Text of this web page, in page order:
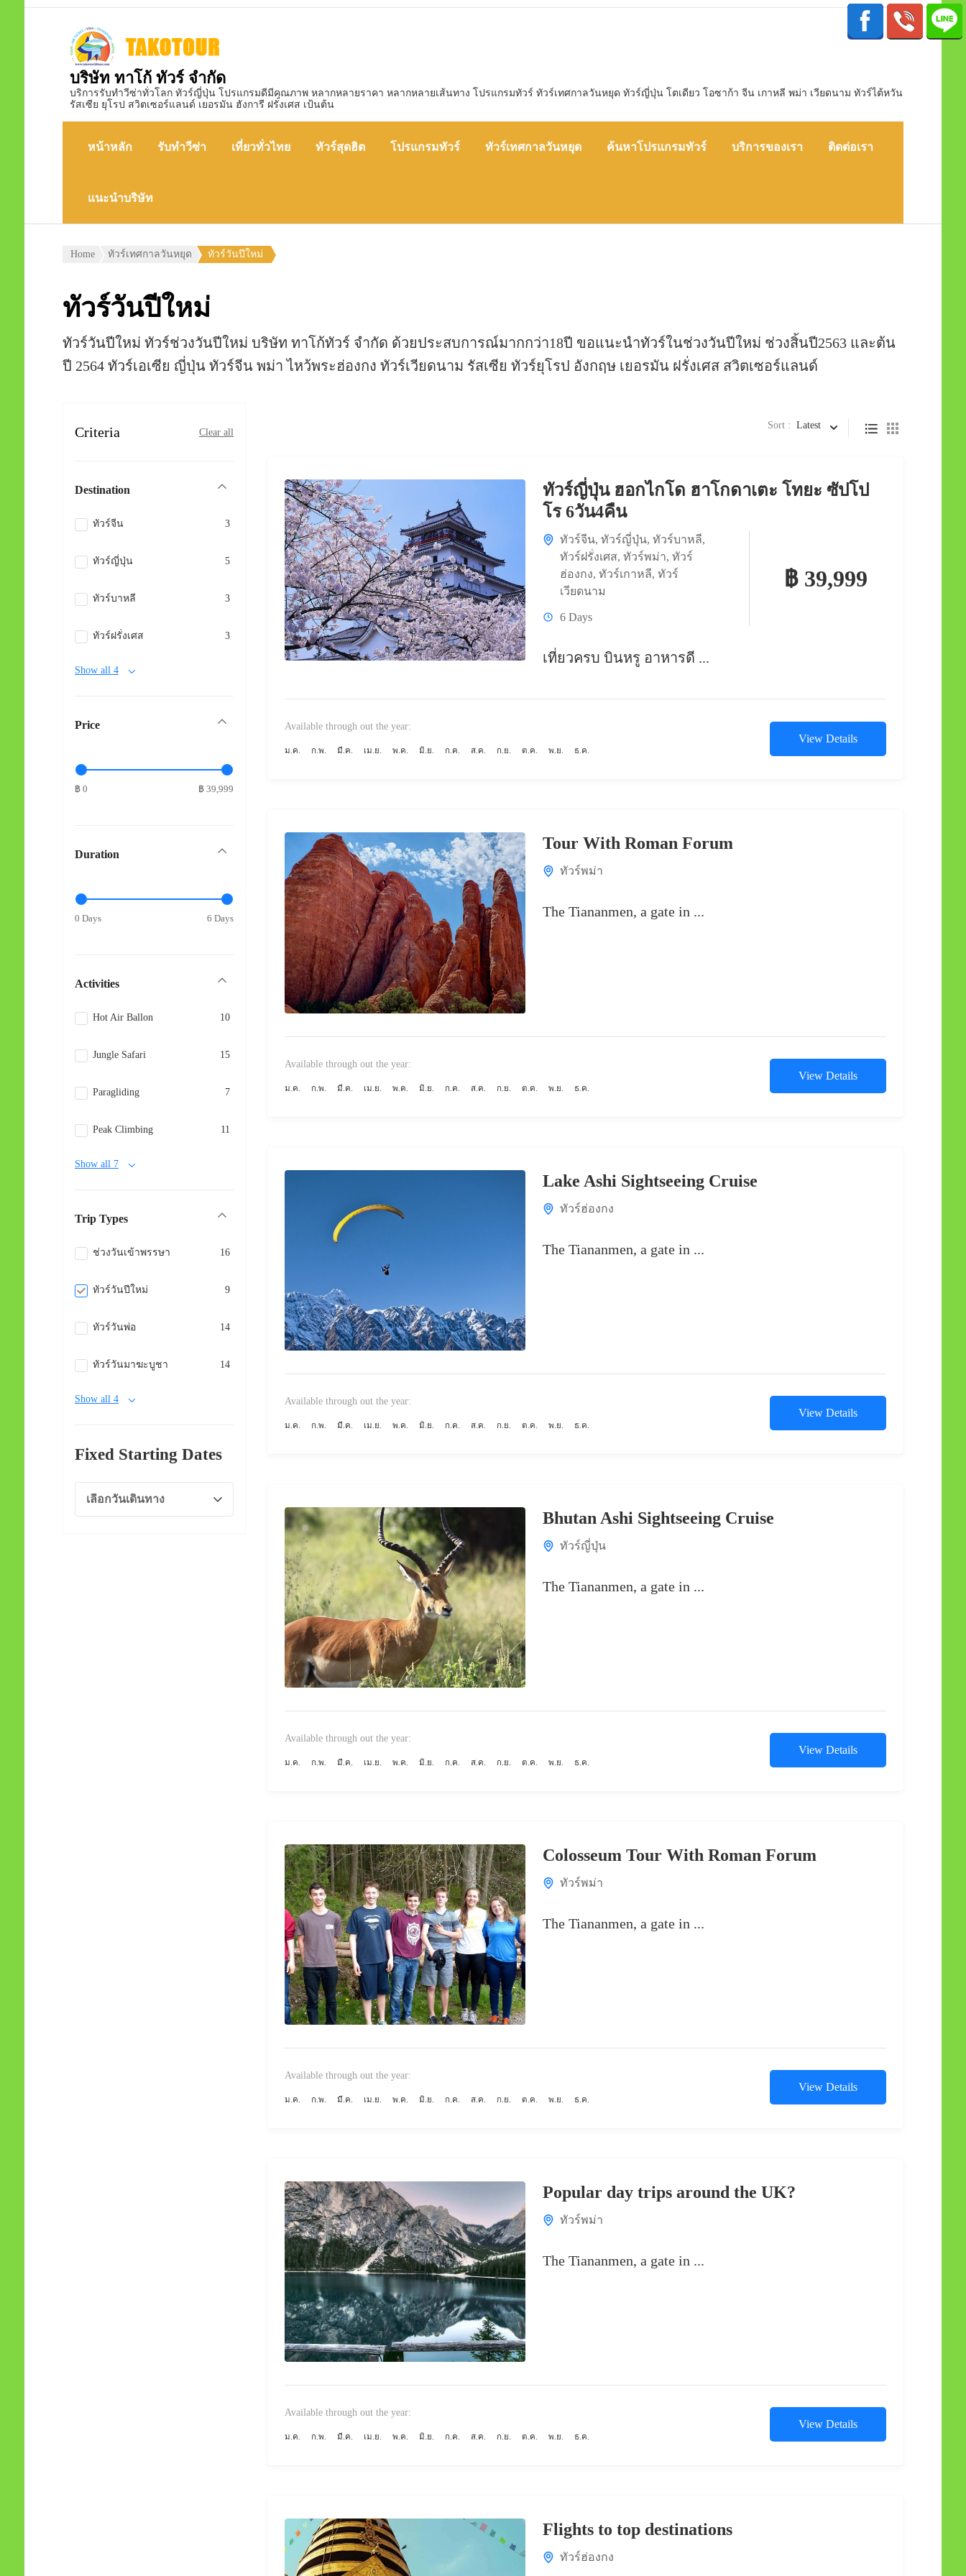
บริษัท ทาโก้ ทัวร์ จำกัด
บริการรับทำวีซ่าทั่วโลก ทัวร์ญี่ปุ่น โปรแกรมดีมีคุณภาพ หลากหลายราคา หลากหลายเส้นทาง โปรแกรมทัวร์ ทัวร์เทศกาลวันหยุด ทัวร์ญี่ปุ่น โตเดียว โอซาก้า จีน เกาหลี พม่า เวียดนาม ทัวร์ไต้หวัน
รัสเซีย ยุโรป สวิตเซอร์แลนด์ เยอรมัน ฮังการี ฝรั่งเศส เป้นต้น
หน้าหลัก รับทำวีซ่า เที่ยวทั่วไทย ทัวร์สุดฮิต โปรแกรมทัวร์ ทัวร์เทศกาลวันหยุด ค้นหาโปรแกรมทัวร์ บริการของเรา ติดต่อเรา
แนะนำบริษัท
Home ทัวร์เทศกาลวันหยุด ทัวร์วันปีใหม่
ทัวร์วันปีใหม่
ทัวร์วันปีใหม่ ทัวร์ช่วงวันปีใหม่ บริษัท ทาโก้ทัวร์ จำกัด ด้วยประสบการณ์มากกว่า18ปี ขอแนะนำทัวร์ในช่วงวันปีใหม่ ช่วงสิ้นปี2563 และต้น
ปี 2564 ทัวร์เอเซีย ญี่ปุ่น ทัวร์จีน พม่า ไหว้พระฮ่องกง ทัวร์เวียดนาม รัสเซีย ทัวร์ยุโรป อังกฤษ เยอรมัน ฝรั่งเศส สวิตเซอร์แลนด์
Criteria Clear all
Destination
ทัวร์จีน 3
ทัวร์ญี่ปุ่น 5
ทัวร์บาหลี 3
ทัวร์ฝรั่งเศส 3
Show all 4
Price
฿ 0 ฿ 39,999
Duration
0 Days 6 Days
Activities
Hot Air Ballon 10
Jungle Safari 15
Paragliding 7
Peak Climbing 11
Show all 7
Trip Types
ช่วงวันเข้าพรรษา 16
ทัวร์วันปีใหม่ 9
ทัวร์วันพ่อ 14
ทัวร์วันมาฆะบูชา 14
Show all 4
Fixed Starting Dates
Sort : Latest
ทัวร์ญี่ปุ่น ฮอกไกโด ฮาโกดาเตะ โทยะ ซัปโป
โร 6วัน4คืน
ทัวร์จีน, ทัวร์ญี่ปุ่น, ทัวร์บาหลี,
ทัวร์ฝรั่งเศส, ทัวร์พม่า, ทัวร์
ฮ่องกง, ทัวร์เกาหลี, ทัวร์
เวียดนาม
6 Days
฿ 39,999
เที่ยวครบ บินหรู อาหารดี ...
Available through out the year:
ม.ค. ก.พ. มี.ค. เม.ย. พ.ค. มิ.ย. ก.ค. ส.ค. ก.ย. ต.ค. พ.ย. ธ.ค.
View Details
Tour With Roman Forum
ทัวร์พม่า
The Tiananmen, a gate in ...
Available through out the year:
ม.ค. ก.พ. มี.ค. เม.ย. พ.ค. มิ.ย. ก.ค. ส.ค. ก.ย. ต.ค. พ.ย. ธ.ค.
View Details
Lake Ashi Sightseeing Cruise
ทัวร์ฮ่องกง
The Tiananmen, a gate in ...
Available through out the year:
ม.ค. ก.พ. มี.ค. เม.ย. พ.ค. มิ.ย. ก.ค. ส.ค. ก.ย. ต.ค. พ.ย. ธ.ค.
View Details
Bhutan Ashi Sightseeing Cruise
ทัวร์ญี่ปุ่น
The Tiananmen, a gate in ...
Available through out the year:
ม.ค. ก.พ. มี.ค. เม.ย. พ.ค. มิ.ย. ก.ค. ส.ค. ก.ย. ต.ค. พ.ย. ธ.ค.
View Details
Colosseum Tour With Roman Forum
ทัวร์พม่า
The Tiananmen, a gate in ...
Available through out the year:
ม.ค. ก.พ. มี.ค. เม.ย. พ.ค. มิ.ย. ก.ค. ส.ค. ก.ย. ต.ค. พ.ย. ธ.ค.
View Details
Popular day trips around the UK?
ทัวร์พม่า
The Tiananmen, a gate in ...
Available through out the year:
ม.ค. ก.พ. มี.ค. เม.ย. พ.ค. มิ.ย. ก.ค. ส.ค. ก.ย. ต.ค. พ.ย. ธ.ค.
View Details
Flights to top destinations
ทัวร์ฮ่องกง